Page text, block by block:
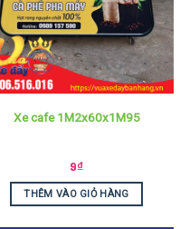
Xe cafe 1M2x60x1M95
9₫
THÊM VÀO GIỎ HÀNG